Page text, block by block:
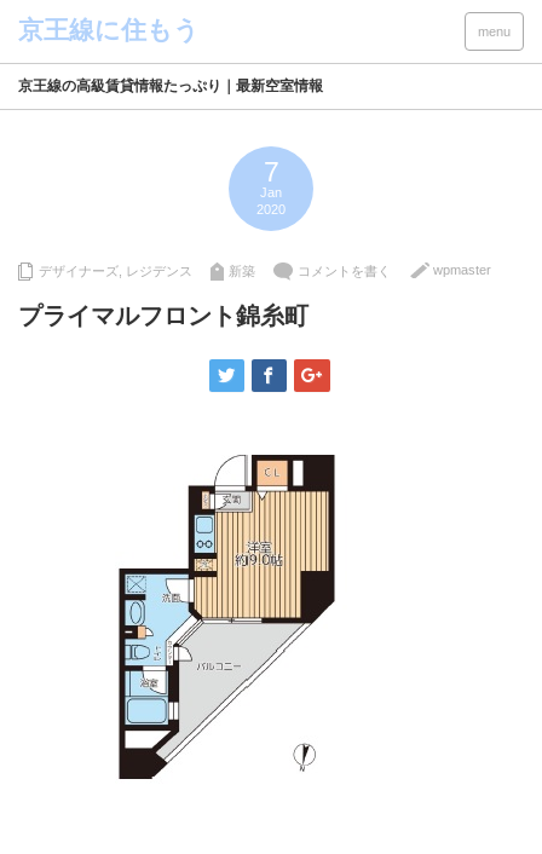
menu
京王線の高級賃貸情報たっぷり｜最新空室情報
7
Jan
2020
デザイナーズ レジデンス 新築 コメントを書く wpmaster
プライマルフロント錦糸町